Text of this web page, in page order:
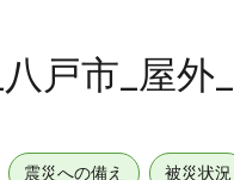
戸市_屋
震災への備え 被災状況